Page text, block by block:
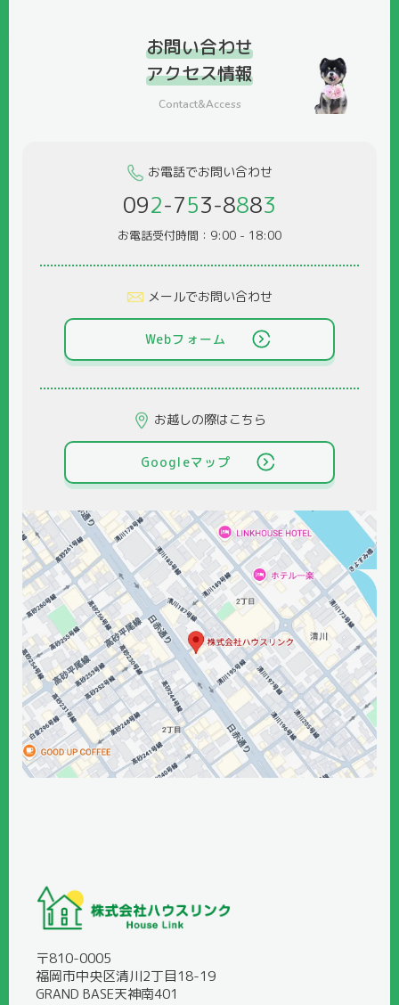
お問い合わせ
アクセス情報
Contact&Access
お電話でお問い合わせ
092-753-8883
お電話受付時間：9:00 - 18:00
メールでお問い合わせ
Webフォーム
お越しの際はこちら
Googleマップ
〒810-0005
福岡市中央区清川2丁目18-19
GRAND BASE天神南401